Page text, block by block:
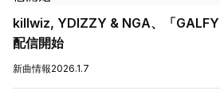
killwiz, YDIZZY & NGA、「
配信開始
新曲情報2026.1.7